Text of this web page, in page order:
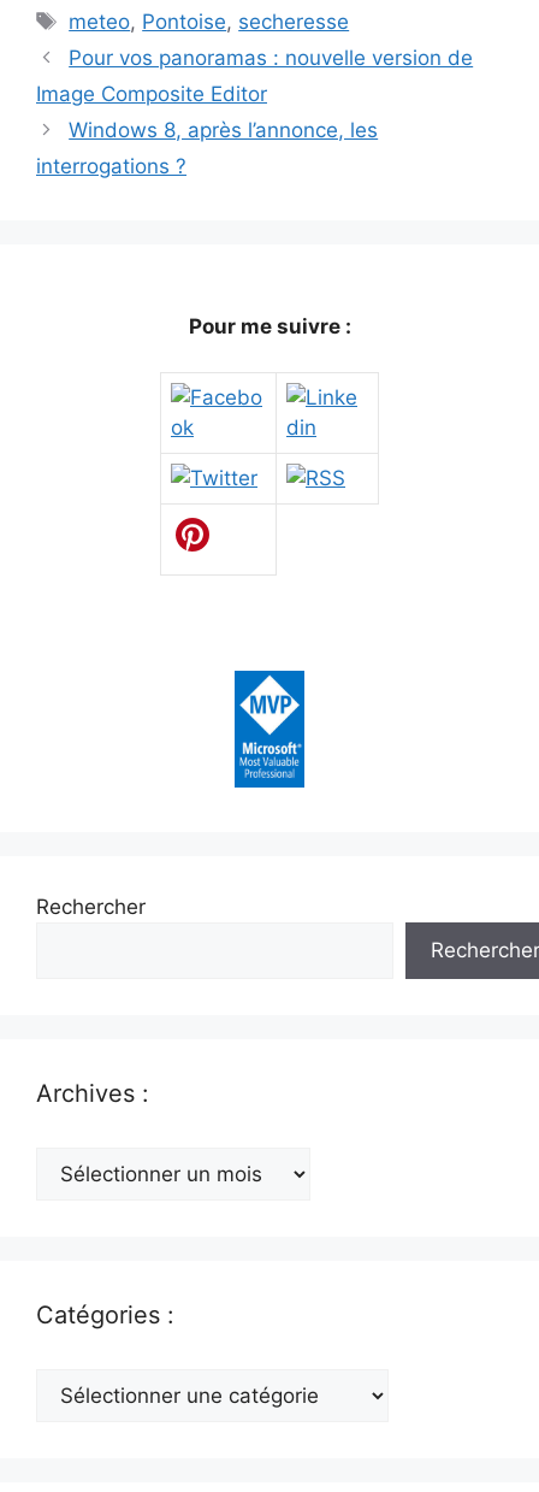
Étiquettes
meteo, Pontoise, secheresse
Pour vos panoramas : nouvelle version de
Image Composite Editor
Windows 8, après l’annonce, les
interrogations ?
Pour me suivre :
Rechercher
Rechercher
Archives :
Archives
Catégories :
Catégories